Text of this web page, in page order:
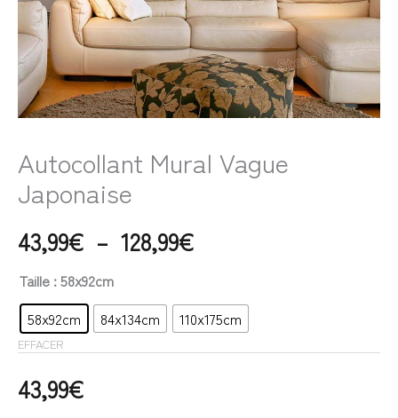
Autocollant Mural Vague
Japonaise
43,99€ – 128,99€
Taille : 58x92cm
58x92cm
84x134cm 110x175cm
EFFACER
43,99€